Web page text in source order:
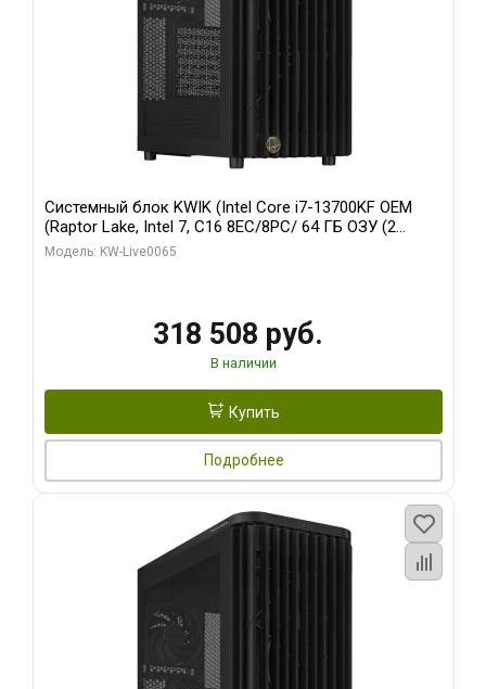
Системный блок KWIK (Intel Core i7-13700KF OEM
(Raptor Lake, Intel 7, C16 8EC/8PC/ 64 ГБ ОЗУ (2
модуля)/ ASUS RTX5080 PROART OC 16GB GDDR7
Модель: KW-Live0065
318 508 руб.
В наличии
Купить
Подробнее